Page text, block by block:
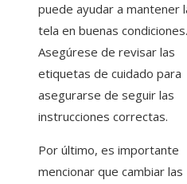
puede ayudar a mantener
tela en buenas condiciones.
Asegúrese de revisar las
etiquetas de cuidado para
asegurarse de seguir las
instrucciones correctas.
Por último, es importante
mencionar que cambiar las